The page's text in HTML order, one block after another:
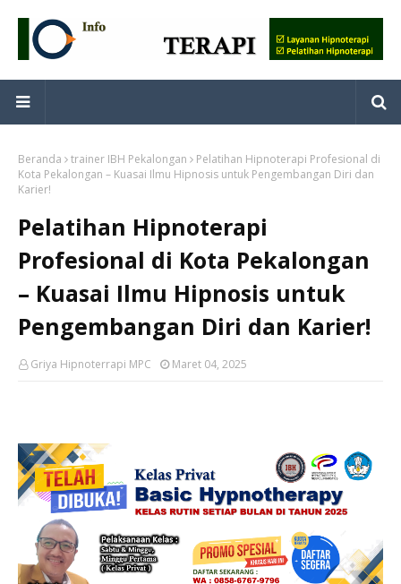
Beranda trainer IBH Pekalongan
Pelatihan Hipnoterapi Profesional di
Kota Pekalongan – Kuasai Ilmu Hipnosis untuk Pengembangan Diri dan
Karier!
Pelatihan Hipnoterapi
Profesional di Kota Pekalongan
– Kuasai Ilmu Hipnosis untuk
Pengembangan Diri dan Karier!
Griya Hipnoterrapi MPC Maret 04, 2025